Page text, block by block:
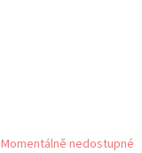
Momentálně nedostupné